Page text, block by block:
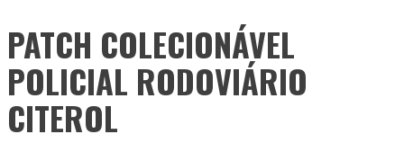
PATCH COLECIONÁVEL
POLICIAL RODOVIÁRIO
CITEROL